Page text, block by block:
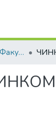
Тези конференцій. Факультет обліку та фінансів